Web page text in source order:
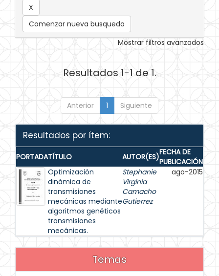
Comenzar nueva busqueda
Mostrar filtros avanzados
Resultados 1-1 de 1.
Anterior 1 Siguiente
Resultados por ítem:
PORTADATÍTULO AUTOR(ES)FECHA DE
PUBLICACIÓN
Optimización
dinámica de
transmisiones
mecánicas mediante
algoritmos genéticos
transmisiones
mecánicas.
Stephanie
Virginia
Camacho
Gutierrez
ago-2015
Temas